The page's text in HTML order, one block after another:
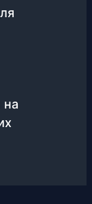
на